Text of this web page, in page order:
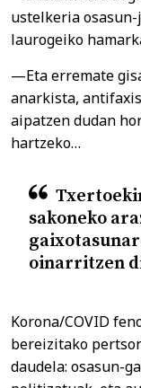
ustelkeria osasun-
laurogeiko
—Eta erremate
anarkista,
aipatzen dudan
hartzeko…
sakoneko
oinarritzen
Korona/COVID
bereizitako
daudela: osasun-